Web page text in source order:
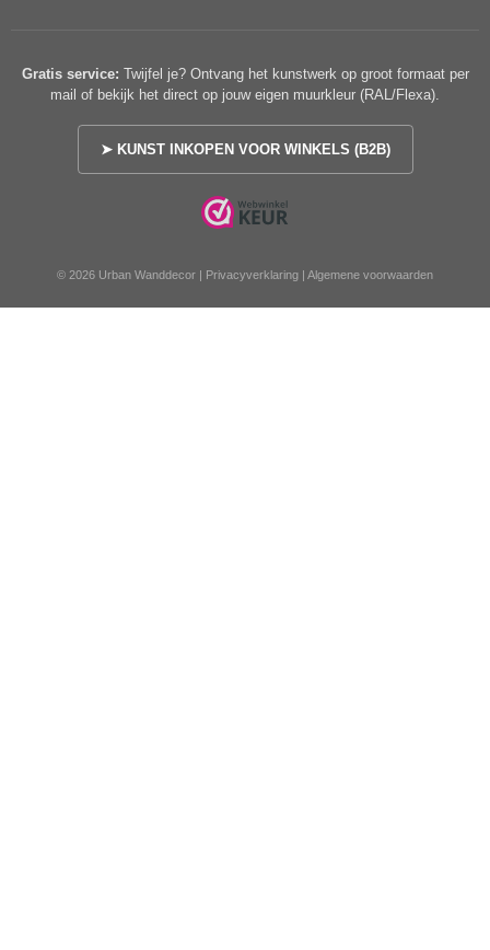
Gratis service: Twijfel je? Ontvang het kunstwerk op groot formaat per
mail of bekijk het direct op jouw eigen muurkleur (RAL/Flexa).
➤ KUNST INKOPEN VOOR WINKELS (B2B)
© 2026 Urban Wanddecor | Privacyverklaring | Algemene voorwaarden